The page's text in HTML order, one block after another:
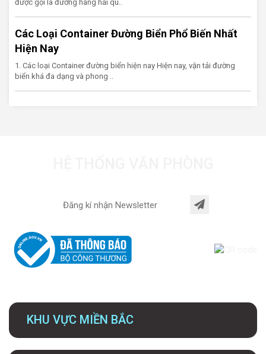
được gọi là đường hàng hải qu..
Các Loại Container Đường Biển Phổ Biến Nhất
Hiện Nay
1. Các loại Container đường biển hiện nay Hiện nay, vận tải đường
biển khá đa dạng và phong ..
KHU VỰC MIỀN BẮC